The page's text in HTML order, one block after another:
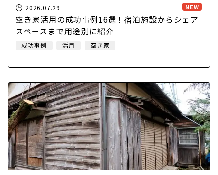
NEW
2026.07.29
空き家活用の成功事例16選！宿泊施設からシェア
スペースまで用途別に紹介
成功事例 活用 空き家